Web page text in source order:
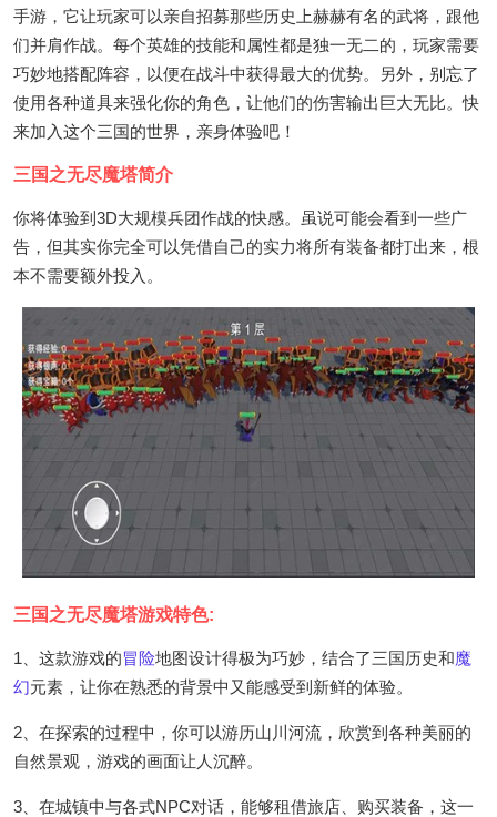
手游，它让玩家可以亲自招募那些历史上赫赫有名的武将，跟他
们并肩作战。每个英雄的技能和属性都是独一无二的，玩家需要
巧妙地搭配阵容，以便在战斗中获得最大的优势。另外，别忘了
使用各种道具来强化你的角色，让他们的伤害输出巨大无比。快
来加入这个三国的世界，亲身体验吧！
三国之无尽魔塔简介
你将体验到3D大规模兵团作战的快感。虽说可能会看到一些广
告，但其实你完全可以凭借自己的实力将所有装备都打出来，根
本不需要额外投入。
三国之无尽魔塔游戏特色:
1、这款游戏的冒险地图设计得极为巧妙，结合了三国历史和魔
幻元素，让你在熟悉的背景中又能感受到新鲜的体验。
2、在探索的过程中，你可以游历山川河流，欣赏到各种美丽的
自然景观，游戏的画面让人沉醉。
3、在城镇中与各式NPC对话，能够租借旅店、购买装备，这一